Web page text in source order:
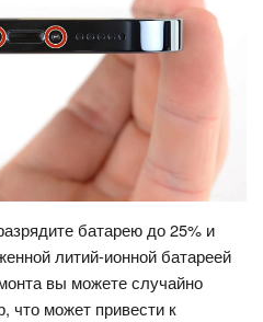
батарею до 25% и
литий-ионной батареей
вы можете случайно
что может привести к